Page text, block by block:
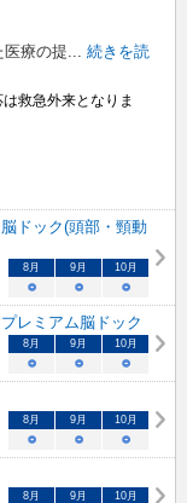
医療の提
続きを読
救急外来となりま
ドック(頭部・頸動
8 月 9 月 10月
○ ○ ○
レミアム脳ドック
8 月 9 月 10月
○ ○ ○
8 月 9 月 10月
○ ○ ○
8 月 9 月 10月